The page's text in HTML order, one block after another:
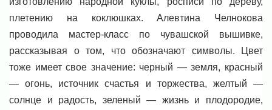
плетению на коклюшках. Алевтина Челнокова
проводила мастер-класс по чувашской вышивке,
рассказывая о том, что обозначают символы. Цвет
тоже имеет свое значение: черный — земля, красный
— огонь, источник счастья и торжества, желтый —
солнце и радость, зеленый — жизнь и плодородие,